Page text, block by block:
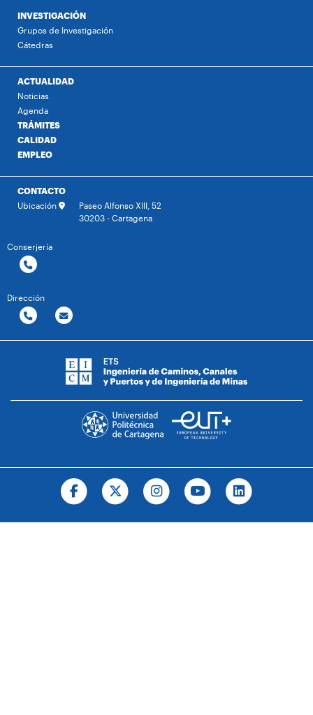
INVESTIGACIÓN
Grupos de Investigación
Cátedras
ACTUALIDAD
Noticias
Agenda
TRÁMITES
CALIDAD
EMPLEO
CONTACTO
Ubicación
Paseo Alfonso XIII, 52
30203 - Cartagena
Conserjería
Dirección